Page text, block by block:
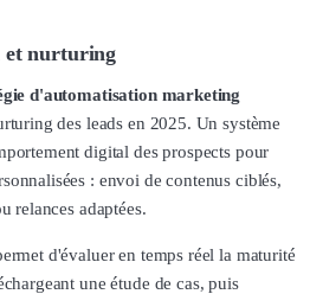
et nurturing
d'automatisation marketing
des leads en 2025. Un système
digital des prospects pour
: envoi de contenus ciblés,
relances adaptées.
d'évaluer en temps réel la maturité
une étude de cas, puis